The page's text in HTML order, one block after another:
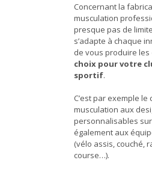
Concernant la
musculation
presque pas de
s’adapte à chaque
de vous produire les
choix pour votre
sportif.
C’est par exemple
musculation aux
personnalisables
également aux
(vélo assis, couché,
course…).